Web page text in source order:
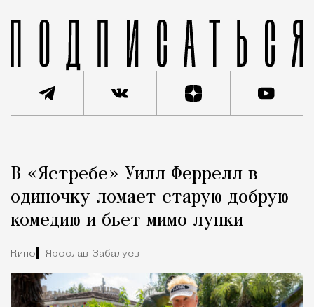
Город
В «Ястребе» Уилл Феррелл в
одиночку ломает старую добрую
комедию и бьет мимо лунки
Кино Ярослав Забалуев